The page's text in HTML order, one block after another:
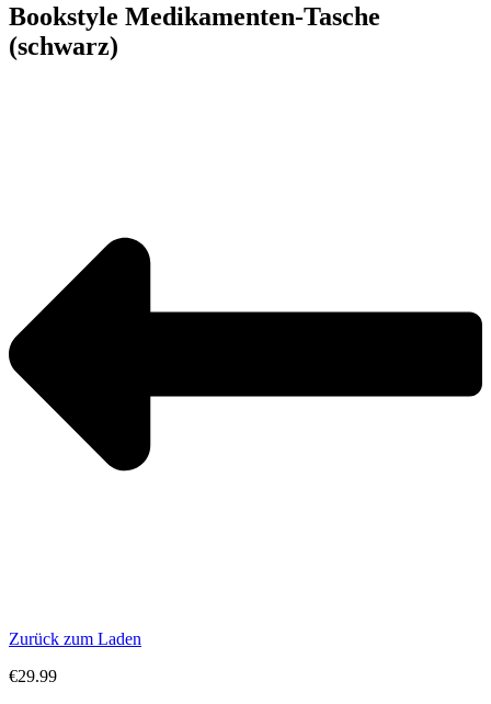
Bookstyle Medikamenten-Tasche
(schwarz)
Zurück zum Laden
€29.99